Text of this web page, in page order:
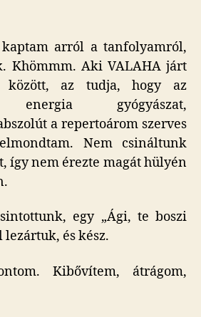
arról a tanfolyamról,
Khömmm. Aki VALAHA járt
az tudja, hogy az
energia gyógyászat,
a repertoárom szerves
Nem csináltunk
így nem érezte magát hülyén
egy „Ági, te boszi
lezártuk, és kész.
Kibővítem, átrágom,